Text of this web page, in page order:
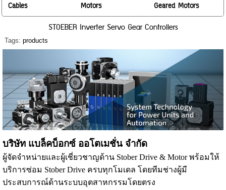
Cables
Motors Geared Motors
STOEBER Inverter Servo Gear Controllers
Tags: products
บริษัท แบล็คบ็อกซ์ ออโตเมชั่น จำกัด
ผู้จัดจำหน่ายและผู้เชี่ยวชาญด้าน Stober Drive & Motor พร้อมให้
บริการซ่อม Stober Drive ครบทุกโมเดล โดยทีมช่างผู้มี
ประสบการณ์ด้านระบบอุตสาหกรรมโดยตรง